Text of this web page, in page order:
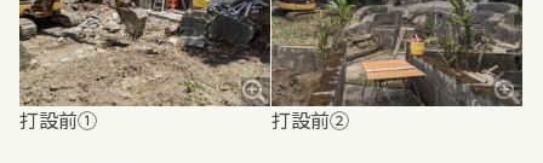
打設前① 打設前②